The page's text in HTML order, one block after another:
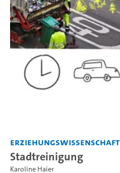
Erziehungswissenschaft
Stadtreinigung
Karoline Haier